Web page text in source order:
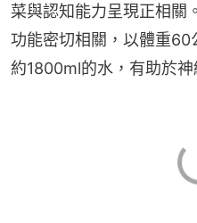
菜與認知能力呈現正相關
功能密切相關，以體重60
約1800ml的水，有助於神